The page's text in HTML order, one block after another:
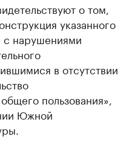
о том,
указанного
с нарушениями
в отсутствии
пользования»,
Южной